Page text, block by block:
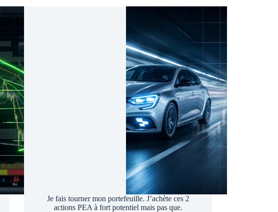
Je fais tourner mon portefeuille. J’achète ces 2
actions PEA à fort potentiel mais pas que.